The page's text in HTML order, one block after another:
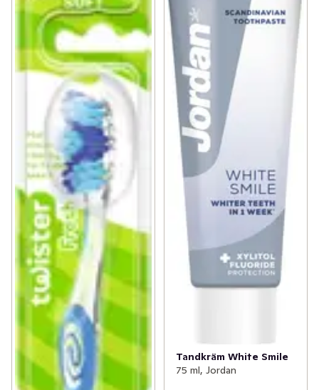
Tandkräm White Smile
75 ml, Jordan